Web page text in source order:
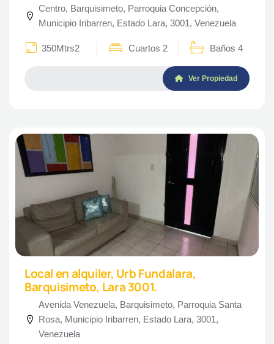
Centro, Barquisimeto, Parroquia Concepción,
Municipio Iribarren, Estado Lara, 3001, Venezuela
350Mtrs2 Cuartos 2 Baños 4
Ver Propiedad
Local en alquiler, Urb Fundalara,
Barquisimeto, Lara 3001.
Avenida Venezuela, Barquisimeto, Parroquia Santa
Rosa, Municipio Iribarren, Estado Lara, 3001,
Venezuela